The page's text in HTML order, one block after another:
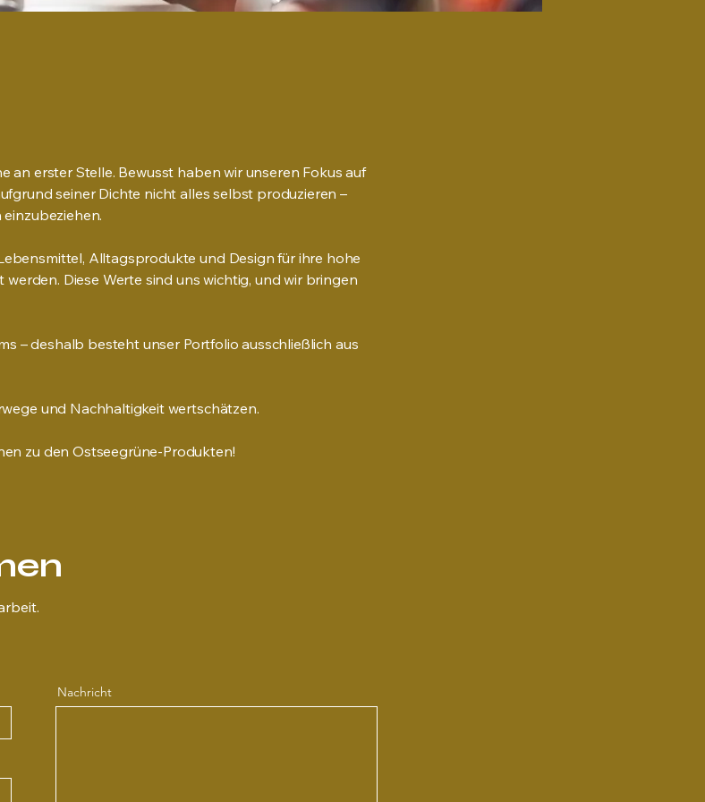
an erster Stelle. Bewusst haben wir unseren Fokus auf
seiner Dichte nicht alles selbst produzieren –
Alltagsprodukte und Design für ihre hohe
Diese Werte sind uns wichtig, und wir bringen
– deshalb besteht unser Portfolio ausschließlich aus
und Nachhaltigkeit wertschätzen.
zu den Ostseegrüne-Produkten!
Nachricht